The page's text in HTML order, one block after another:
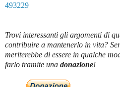
493229
Trovi interessanti gli argomenti di
contribuire a mantenerlo in vita?
meriterebbe di essere in qualche
farlo tramite una donazione!